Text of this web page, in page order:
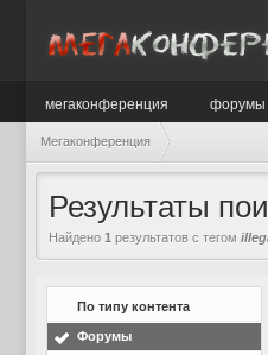
мегаконференция форумы
Мегаконференция
Результаты
Найдено 1 результатов с тегом
По типу контента
Форумы